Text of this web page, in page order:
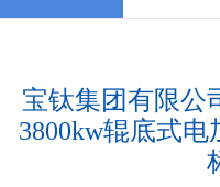
宝钛集团有限公
3800kw辊底式